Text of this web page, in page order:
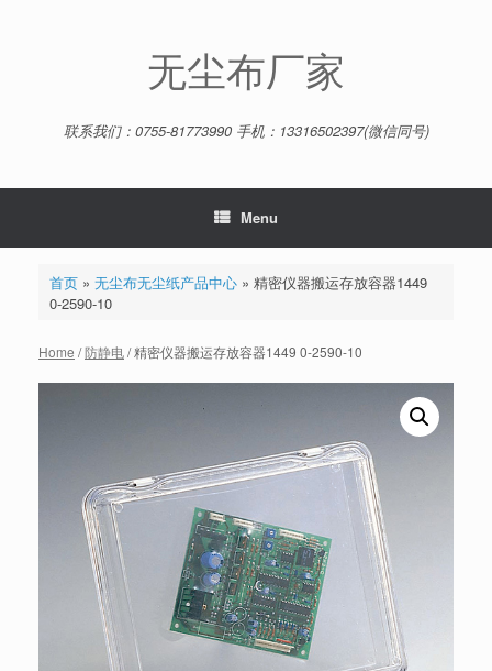
无尘布厂家
联系我们：0755-81773990 手机：13316502397(微信同号)
Menu
首页» 无尘布无尘纸产品中心» 精密仪器搬运存放容器1449
0-2590-10
Home /防静电/ 精密仪器搬运存放容器1449 0-2590-10